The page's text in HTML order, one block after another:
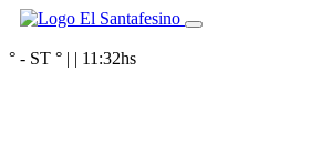
° - ST ° | | 11:32hs